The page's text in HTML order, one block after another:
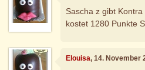
Sascha z gibt
kostet 1280 Punkte
Elouisa, 14. November